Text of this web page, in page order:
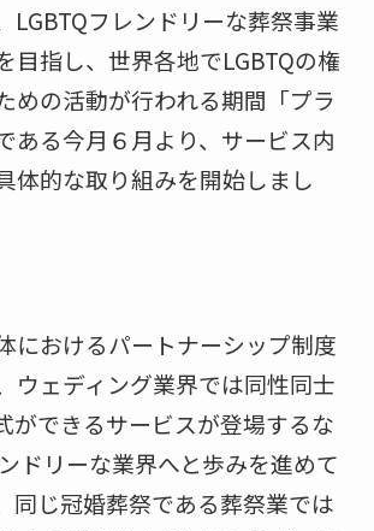
LGBTQフレンドリーな葬祭事業
目指し、世界各地でLGBTQの権
めの活動が行われる期間「プラ
ある今月６月より、サービス内
体的な取り組みを開始しまし
におけるパートナーシップ制度
ウェディング業界では同性同士
ができるサービスが登場するな
ドリーな業界へと歩みを進めて
同じ冠婚葬祭である葬祭業では